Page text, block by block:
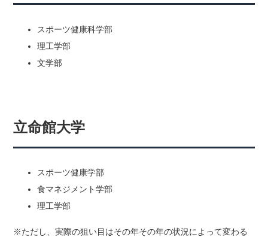
スポーツ健康科学部
理工学部
文学部
立命館大学
スポーツ健康学部
食マネジメント学部
理工学部
※ただし、実際の狙い目はその年その年の状況によって変わる